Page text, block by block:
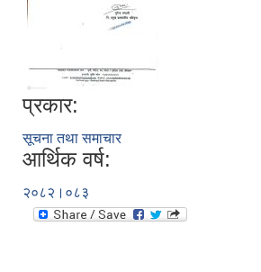
प्रकार:
सूचना तथा समाचार
आर्थिक वर्ष:
२०८२।०८३